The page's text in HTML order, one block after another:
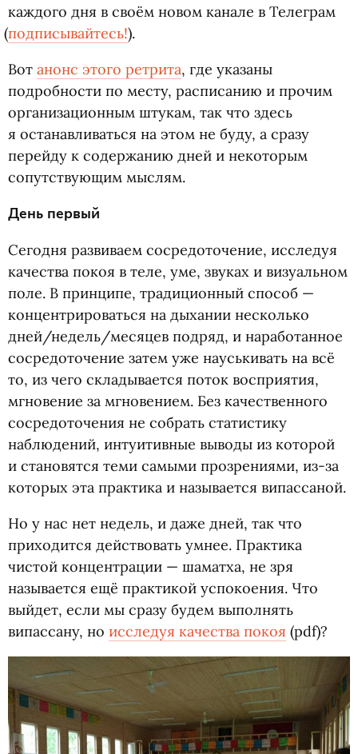
каждого дня в своём новом канале в Телеграм
(подписывайтесь!).
Вот анонс этого ретрита, где указаны
подробности по месту, расписанию и прочим
организационным штукам, так что здесь
я останавливаться на этом не буду, а сразу
перейду к содержанию дней и некоторым
сопутствующим мыслям.
День первый
Сегодня развиваем сосредоточение, исследуя
качества покоя в теле, уме, звуках и визуальном
поле. В принципе, традиционный способ —
концентрироваться на дыхании несколько
дней/недель/месяцев подряд, и наработанное
сосредоточение затем уже науськивать на всё
то, из чего складывается поток восприятия,
мгновение за мгновением. Без качественного
сосредоточения не собрать статистику
наблюдений, интуитивные выводы из которой
и становятся теми самыми прозрениями, из-за
которых эта практика и называется випассаной.
Но у нас нет недель, и даже дней, так что
приходится действовать умнее. Практика
чистой концентрации — шаматха, не зря
называется ещё практикой успокоения. Что
выйдет, если мы сразу будем выполнять
випассану, но исследуя качества покоя (pdf)?